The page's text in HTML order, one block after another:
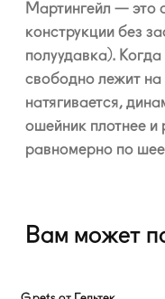
Мартингейл — это
конструкции без
полуудавка).
свободно лежит
натягивается,
ошейник плотнее и
равномерно по
Вам может